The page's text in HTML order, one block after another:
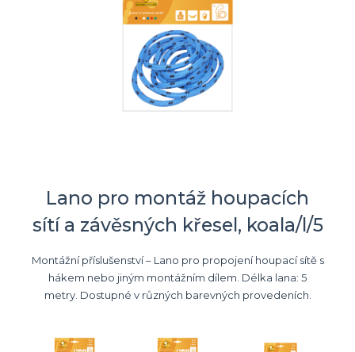
Lano pro montáž houpacích
sítí a závěsných křesel, koala/l/5
Montážní příslušenství – Lano pro propojení houpací sítě s
hákem nebo jiným montážním dílem. Délka lana: 5
metry. Dostupné v různých barevných provedeních.